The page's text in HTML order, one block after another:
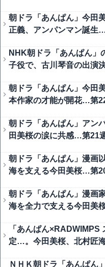
朝ドラ「あんぱん」今田
正義、アンパンマン誕生
NHK朝ドラ「あんぱん」
子役で、古川琴音の出演
朝ドラ「あんぱん」今田
本作家の才能が開花…第
朝ドラ「あんぱん」アン
田美桜の涙に共感…第21
朝ドラ「あんぱん」漫画
海を支える今田美桜…第
朝ドラ「あんぱん」漫画
海を全力で支える今田美
「あんぱん
定…。今田美桜、北村匠
ＮＨＫ朝ドラ「あんぱん